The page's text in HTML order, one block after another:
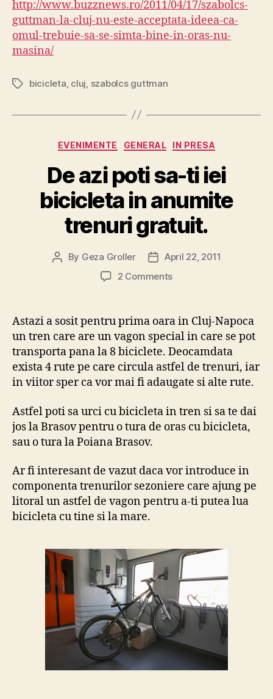
citit!
http://www.buzznews.ro/2011/04/17/szabolcs-
guttman-la-cluj-nu-este-acceptata-ideea-ca-
omul-trebuie-sa-se-simta-bine-in-oras-nu-
masina/
Tagsbicicleta cluj szabolcs guttman
Categories
EVENIMENTE GENERAL IN PRESA
De azi poti sa-ti iei
bicicleta in anumite
trenuri gratuit.
Post
By Geza Groller
Post
date
April 22, 2011
2 Commentson
poti
sa-
ti
iei
bicicleta
in
trenuri
gratuit.
Astazi a sosit pentru prima oara in Cluj-Napoca
un tren care are un vagon special in care se pot
transporta pana la 8 biciclete. Deocamdata
exista 4 rute pe care circula astfel de trenuri, iar
in viitor sper ca vor mai fi adaugate si alte rute.
Astfel poti sa urci cu bicicleta in tren si sa te dai
jos la Brasov pentru o tura de oras cu bicicleta,
sau o tura la Poiana Brasov.
Ar fi interesant de vazut daca vor introduce in
componenta trenurilor sezoniere care ajung pe
litoral un astfel de vagon pentru a-ti putea lua
bicicleta cu tine si la mare.